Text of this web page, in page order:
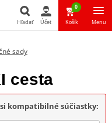
Hľadať Účet
0
Košík Menu
sady
cesta
kompatibilné súčiastky: